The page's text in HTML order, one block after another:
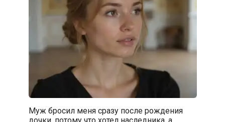
Муж бросил меня сразу после рождения
дочки, потому что хотел наследника, а